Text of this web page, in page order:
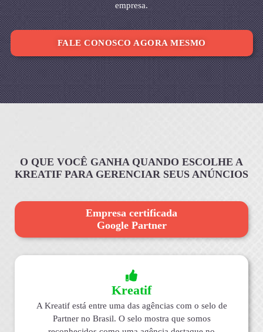
empresa.
FALE CONOSCO AGORA MESMO
O QUE VOCÊ GANHA QUANDO ESCOLHE A
KREATIF PARA GERENCIAR SEUS ANÚNCIOS
Empresa certificada
Google Partner
Kreatif
A Kreatif está entre uma das agências com o selo de
Partner no Brasil. O selo mostra que somos